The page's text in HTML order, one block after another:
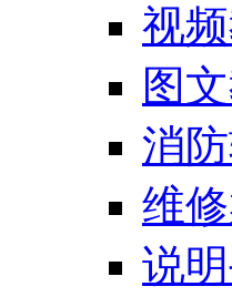
视
图
消
维
说